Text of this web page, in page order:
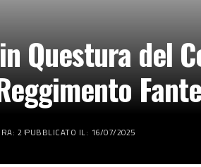
Questura del
2 PUBBLICATO IL: 16/07/2025